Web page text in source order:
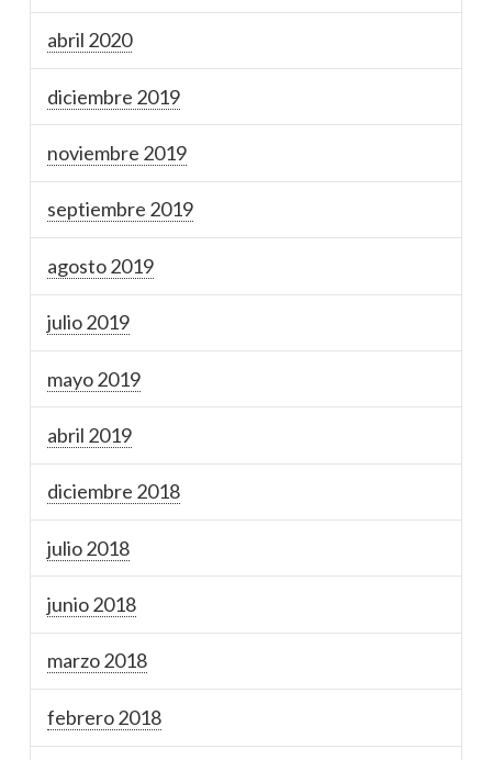
abril 2020
diciembre 2019
noviembre 2019
septiembre 2019
agosto 2019
julio 2019
mayo 2019
abril 2019
diciembre 2018
julio 2018
junio 2018
marzo 2018
febrero 2018